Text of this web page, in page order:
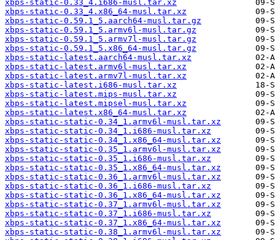
xbps-static-0.33_4.i686-musl.tar.xz
xbps-static-0.33_4.x86_64-musl.tar.xz
xbps-static-0.59.1_5.aarch64-musl.tar.gz
xbps-static-0.59.1_5.armv6l-musl.tar.gz
xbps-static-0.59.1_5.armv7l-musl.tar.gz
xbps-static-0.59.1_5.x86_64-musl.tar.gz
xbps-static-latest.aarch64-musl.tar.xz
xbps-static-latest.armv6l-musl.tar.xz
xbps-static-latest.armv7l-musl.tar.xz
xbps-static-latest.i686-musl.tar.xz
xbps-static-latest.mips-musl.tar.xz
xbps-static-latest.mipsel-musl.tar.xz
xbps-static-latest.x86_64-musl.tar.xz
xbps-static-static-0.34_1.armv6l-musl.tar.xz
xbps-static-static-0.34_1.i686-musl.tar.xz
xbps-static-static-0.34_1.x86_64-musl.tar.xz
xbps-static-static-0.35_1.armv6l-musl.tar.xz
xbps-static-static-0.35_1.i686-musl.tar.xz
xbps-static-static-0.35_1.x86_64-musl.tar.xz
xbps-static-static-0.36_1.armv6l-musl.tar.xz
xbps-static-static-0.36_1.i686-musl.tar.xz
xbps-static-static-0.36_1.x86_64-musl.tar.xz
xbps-static-static-0.37_1.armv6l-musl.tar.xz
xbps-static-static-0.37_1.i686-musl.tar.xz
xbps-static-static-0.37_1.x86_64-musl.tar.xz
xbps-static-static-0.38_1.armv6l-musl.tar.xz